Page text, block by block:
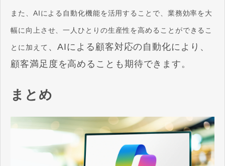
また、AIによる自動化機能を活用することで、業務効率を大
幅に向上させ、一人ひとりの生産性を高めることができるこ
とに加えて 、AIによる顧客対応の自動化により、
顧客満足度を高めることも期待できます。
まとめ